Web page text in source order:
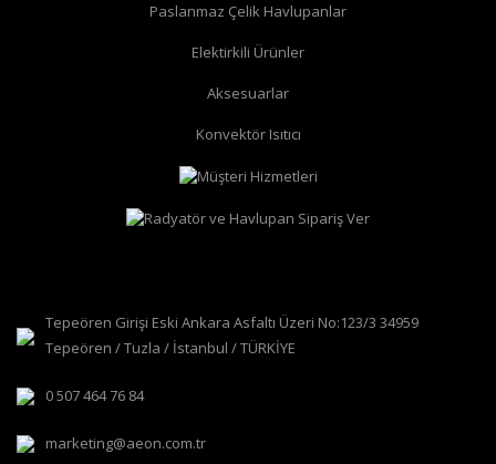
Paslanmaz Çelik Havlupanlar
Elektirkili Ürünler
Aksesuarlar
Konvektör Isıtıcı
Tepeören Girişi Eski Ankara Asfaltı Üzeri No:123/3 34959
Tepeören / Tuzla / İstanbul / TÜRKİYE
0 507 464 76 84
marketing@aeon.com.tr